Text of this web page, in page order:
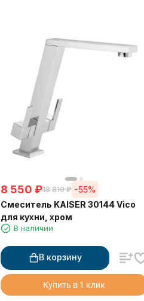
8 550 ₽18 810 ₽ -55%
Смеситель KAISER 30144 Vico
для кухни, хром
В наличии
В корзину
Купить в 1 клик